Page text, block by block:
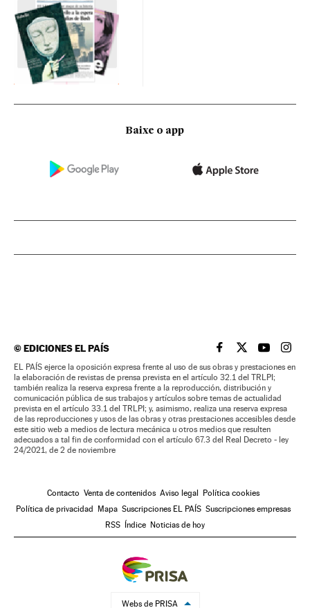
Baixe o app
©EDICIONES EL PAÍS EL PAÍS BRASIL EN
EL PAÍSEL PAÍS
EL
EL PAÍS ejerce la oposición expresa frente al uso de sus obras y prestaciones en
la elaboración de revistas de prensa prevista en el artículo 32.1 del TRLPI;
también realiza la reserva expresa frente a la reproducción, distribución y
comunicación pública de sus trabajos y artículos sobre temas de actualidad
prevista en el artículo 33.1 del TRLPI; y, asimismo, realiza una reserva expresa
de las reproducciones y usos de las obras y otras prestaciones accesibles desde
este sitio web a medios de lectura mecánica u otros medios que resulten
adecuados a tal fin de conformidad con el artículo 67.3 del Real Decreto - ley
24/2021, de 2 de noviembre
Contacto Venta de contenidos Aviso legal Política cookies
Política de privacidad Mapa Suscripciones EL PAÍS Suscripciones empresas
RSS Índice Noticias de hoy
Webs de PRISA